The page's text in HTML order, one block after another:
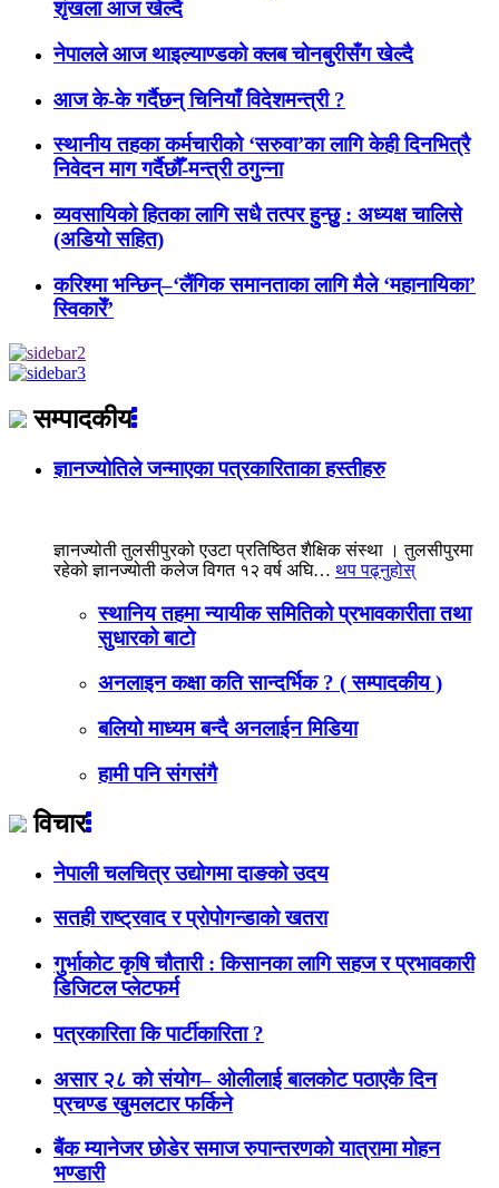
शृंखला आज खेल्दै
नेपालले आज थाइल्याण्डको क्लब चोनबुरीसँग खेल्दै
आज के-के गर्दैछन् चिनियाँ विदेशमन्त्री ?
स्थानीय तहका कर्मचारीको ‘सरुवा’का लागि केही दिनभित्रै
निवेदन माग गर्दैछौँ-मन्त्री ठगुन्ना
व्यवसायिको हितका लागि सधै तत्पर हुुन्छुु : अध्यक्ष चालिसे
(अडियो सहित)
करिश्मा भन्छिन्–‘लैंगिक समानताका लागि मैले ‘महानायिका’
स्विकारेँ’
सम्पादकीय
ज्ञानज्योतिले जन्माएका पत्रकारिताका हस्तीहरु
ज्ञानज्योती तुलसीपुरको एउटा प्रतिष्ठित शैक्षिक संस्था । तुलसीपुरमा
रहेको ज्ञानज्योती कलेज विगत १२ वर्ष अघि… थप पढ्नुहोस्
स्थानिय तहमा न्यायीक समितिको प्रभावकारीता तथा
सुधारको बाटो
अनलाइन कक्षा कति सान्दर्भिक ? ( सम्पादकीय )
बलियो माध्यम बन्दै अनलाईन मिडिया
हामी पनि संगसंगै
विचार
नेपाली चलचित्र उद्योगमा दाङको उदय
सतही राष्ट्रवाद र प्रोपोगन्डाको खतरा
गुर्भाकोट कृषि चौतारी : किसानका लागि सहज र प्रभावकारी
डिजिटल प्लेटफर्म
पत्रकारिता कि पार्टीकारिता ?
असार २८ को संयोग– ओलीलाई बालकोट पठाएकै दिन
प्रचण्ड खुमलटार फर्किने
बैंक म्यानेजर छोडेर समाज रुपान्तरणको यात्रामा मोहन
भण्डारी